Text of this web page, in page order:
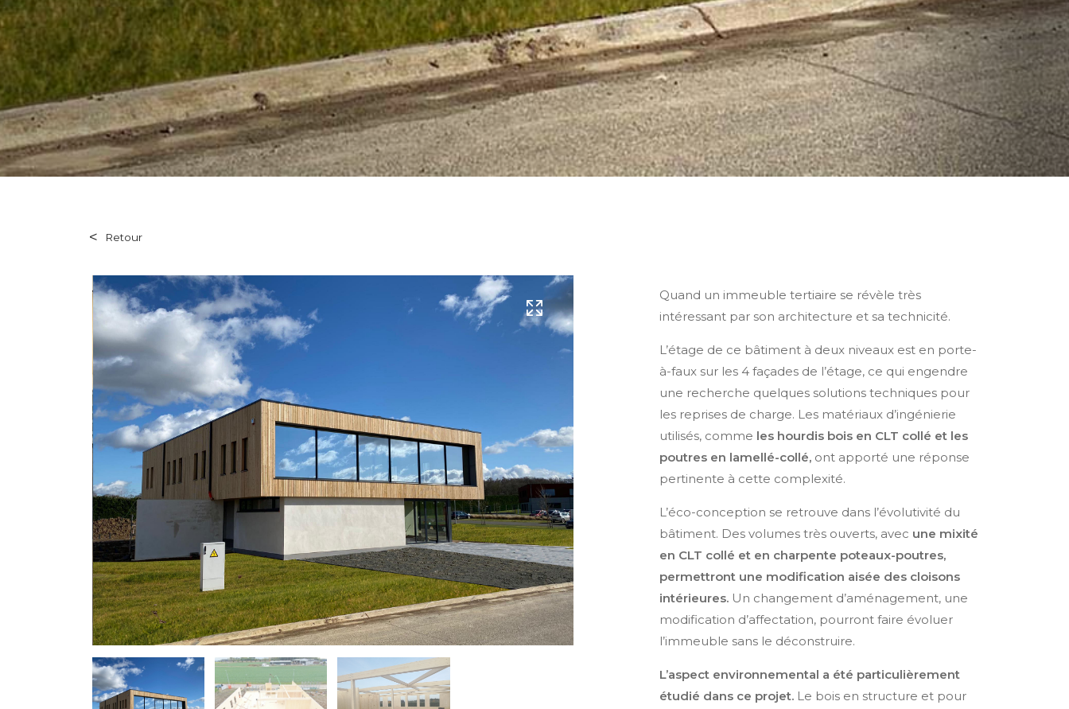
Retour
Quand un immeuble tertiaire se révèle très
intéressant par son architecture et sa technicité.
L’étage de ce bâtiment à deux niveaux est en porte-
à-faux sur les 4 façades de l’étage, ce qui engendre
une recherche quelques solutions techniques pour
les reprises de charge. Les matériaux d’ingénierie
utilisés, comme les hourdis bois en CLT collé et les
poutres en lamellé-collé,ont apporté une réponse
pertinente à cette complexité.
L’éco-conception se retrouve dans l’évolutivité du
bâtiment. Des volumes très ouverts, avec une mixité
en CLT collé et en charpente poteaux-poutres,
permettront une modification aisée des cloisons
intérieures.Un changement d’aménagement, une
modification d’affectation, pourront faire évoluer
l’immeuble sans le déconstruire.
L’aspect environnemental a été particulièrement
étudié dans ce projet.Le bois en structure et pour